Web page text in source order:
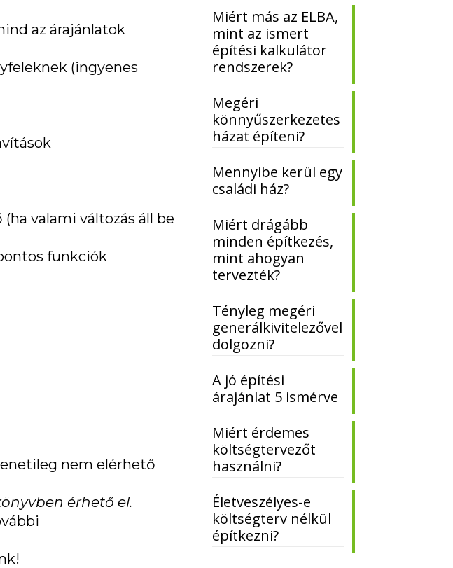
az árajánlatok
(ingyenes
valami változás áll be
funkciók
nem elérhető
érhető el.
Miért más az ELBA,
mint az ismert
építési kalkulátor
rendszerek?
Megéri
könnyűszerkezetes
házat építeni?
Mennyibe kerül egy
családi ház?
Miért drágább
minden építkezés,
mint ahogyan
tervezték?
Tényleg megéri
generálkivitelezővel
dolgozni?
A jó építési
árajánlat 5 ismérve
Miért érdemes
költségtervezőt
használni?
Életveszélyes-e
költségterv nélkül
építkezni?